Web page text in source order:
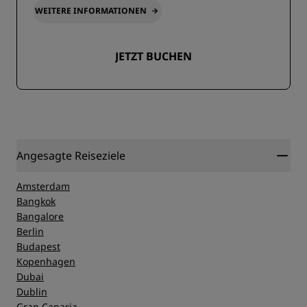
WEITERE INFORMATIONEN
JETZT BUCHEN
Angesagte Reiseziele
Amsterdam
Bangkok
Bangalore
Berlin
Budapest
Kopenhagen
Dubai
Dublin